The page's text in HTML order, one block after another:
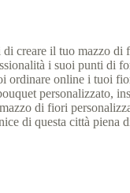
creare il tuo mazzo di
i suoi punti di
ordinare online i tuoi
personalizzato,
di fiori
di questa città piena